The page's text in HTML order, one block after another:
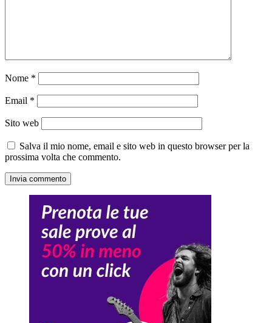
Nome *
Email *
Sito web
Salva il mio nome, email e sito web in questo browser per la
prossima volta che commento.